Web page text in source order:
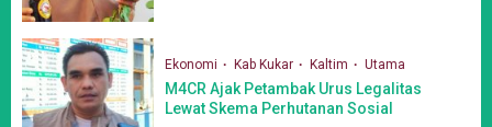
Ekonomi Kab Kukar Kaltim Utama
M4CR Ajak Petambak Urus Legalitas
Lewat Skema Perhutanan Sosial